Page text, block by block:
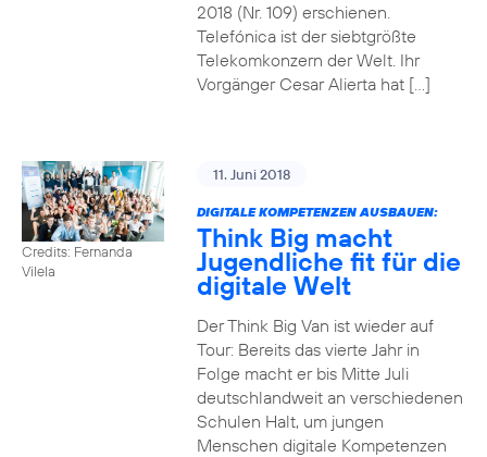
2018 (Nr. 109) erschienen.
Telefónica ist der siebtgrößte
Telekomkonzern der Welt. Ihr
Vorgänger Cesar Alierta hat […]
Credits: Fernanda
Vilela
11. Juni 2018
DIGITALE KOMPETENZEN AUSBAUEN:
Think Big macht
Jugendliche fit für die
digitale Welt
Der Think Big Van ist wieder auf
Tour: Bereits das vierte Jahr in
Folge macht er bis Mitte Juli
deutschlandweit an verschiedenen
Schulen Halt, um jungen
Menschen digitale Kompetenzen